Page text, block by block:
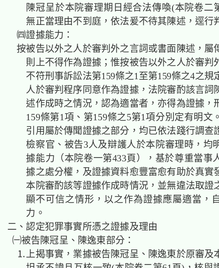
陳冠呈於本院審理期日經合法傳喚(本院卷二
無正當理由不到庭，依法爰不待其陳述，逕行
㈣證據能力：
按被告以外之人於審判外之言詞或書面陳述，屬
則上不得作為證據；惟按被告以外之人於審判
不符刑事訴訟法第159條之1至第159條之4之規
人於審判程序同意作為證據，法院審酌該言詞
述作成時之情況，認為適當者，亦得為證據，
159條第1項、第159條之5第1項分別定有明文
引用屬於傳聞證據之部分，均已依法踐行調查
檢察官、被告3人及辯護人於本院審理時，均
據能力（本院卷一第433頁），基於尊重當事
據之處分權，及證據資料愈豐富愈有助於真實
本院審酌該等證據作成時情況，並無違法取證
顯不可信之情形，以之作為證據應屬適當，
力。
二、認定犯罪事實所憑之證據及理由
㈠被告陳冠呈、陳逸東部分：
⒈上揭事實，業據被告陳冠呈、陳逸東於原審及